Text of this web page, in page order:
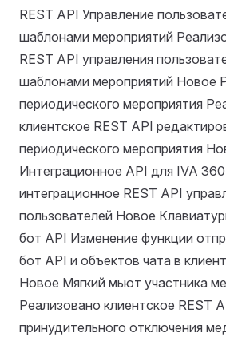
REST API Управление
шаблонами мероприятий
REST API управления
шаблонами мероприятий Новое
периодического мероприятия
клиентское REST API
периодического мероприятия
Интеграционное API для IVA
интеграционное REST API
пользователей Новое
бот API Изменение функции
бот API и объектов чата в
Новое Мягкий мьют участника
Реализовано клиентское REST
принудительного отключения